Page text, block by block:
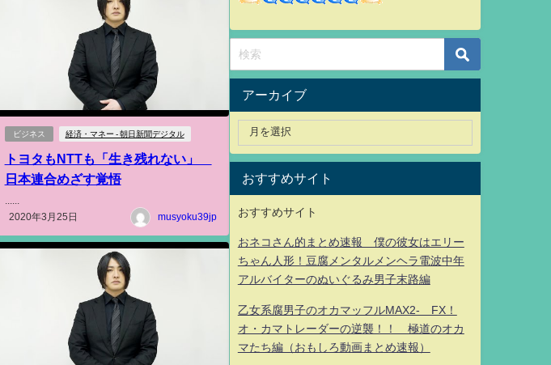
ビジネス 経済・マネー - 朝日新聞デジタル
トヨタもNTTも「生き残れない」
日本連合めざす覚悟
2020年3月25日
musyoku39jp
アーカイブ
おすすめサイト
おすすめサイト
おネコさん的まとめ速報 僕の彼女はエリー
ちゃん人形！豆腐メンタルメンヘラ電波中年
アルバイターのぬいぐるみ男子末路編
乙女系腐男子のオカマッフルMAX2- FX！
オ・カマトレーダーの逆襲！！ 極道のオカ
マたち編（おもしろ動画まとめ速報）